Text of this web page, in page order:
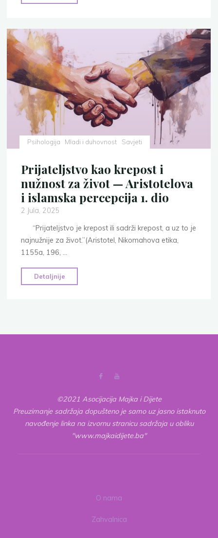
duša:
prijateljstvo
islamska
ljubav
u
ime
Boga
dio"
Psihologija Mladi i duhovnost Savjeti
Prijateljstvo kao krepost i
nužnost za život — Aristotelova
i islamska percepcija 1. dio
2 Jula, 2025
“Prijateljstvo je krepost ili sadrži krepost, a uz to je
najnužnije za život.”(Aristotel, Nikomahova etika,
1155a, 196, …
Detaljnije
kao
za
Aristotelova
islamska
percepcija
1.
dio"
©2021 Asocijacija Majka i Dijete
Preuzimanje sadržaja dopušteno je samo uz jasno istaknuto
navođenje linka na izvornu stranicu sadržaja u obliku
"www.majkaidijete.ba"
O nama
Zahvalnica